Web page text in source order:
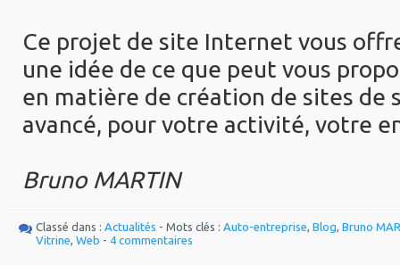
Ce projet de site Internet vous
une idée de ce que peut vous
en matière de création de sites de
avancé, pour votre activité, votre
Bruno MARTIN
Classé dans : Actualités - Mots clés : Auto-entreprise, Blog, Bruno
Vitrine, Web - 4 commentaires